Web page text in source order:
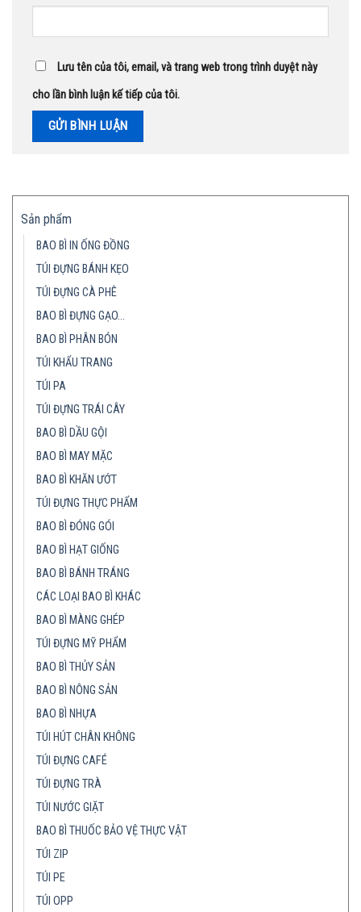
Sản phẩm
BAO BÌ IN ỐNG ĐỒNG
TÚI ĐỰNG BÁNH KẸO
TÚI ĐỰNG CÀ PHÊ
BAO BÌ ĐỰNG GẠO…
BAO BÌ PHÂN BÓN
TÚI KHẨU TRANG
TÚI PA
TÚI ĐỰNG TRÁI CÂY
BAO BÌ DẦU GỘI
BAO BÌ MAY MẶC
BAO BÌ KHĂN ƯỚT
TÚI ĐỰNG THỰC PHẨM
BAO BÌ ĐÓNG GÓI
BAO BÌ HẠT GIỐNG
BAO BÌ BÁNH TRÁNG
CÁC LOẠI BAO BÌ KHÁC
BAO BÌ MÀNG GHÉP
TÚI ĐỰNG MỸ PHẨM
BAO BÌ THỦY SẢN
BAO BÌ NÔNG SẢN
BAO BÌ NHỰA
TÚI HÚT CHÂN KHÔNG
TÚI ĐỰNG CAFÉ
TÚI ĐỰNG TRÀ
TÚI NƯỚC GIẶT
BAO BÌ THUỐC BẢO VỆ THỰC VẬT
TÚI ZIP
TÚI PE
TÚI OPP
Lưu tên của tôi, email, và trang web trong trình duyệt này
cho lần bình luận kế tiếp của tôi.